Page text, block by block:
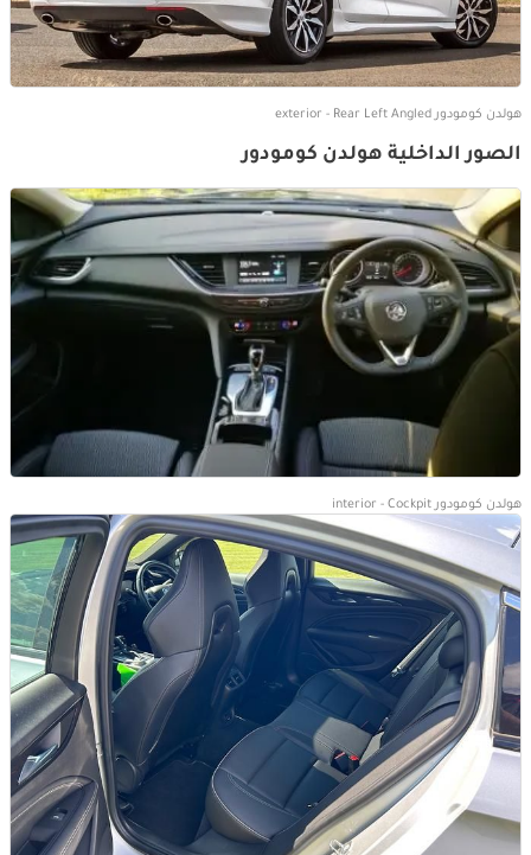
هولدن كومودور exterior - Rear Left Angled
الصور الداخلية هولدن كومودور
هولدن كومودور interior - Cockpit